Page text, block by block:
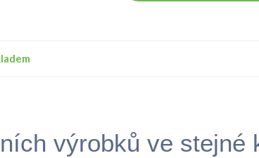
výrobků ve stejné